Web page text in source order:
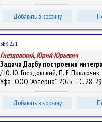
Добавить в корзину
ББК 22.1
Гнездовский, Юрий Юрьевич
Задача Дарбу построения
/ Ю. Ю. Гнездовский, П. Б.
Уфа : ООО "Аэтерна", 2025. – С. 28-29.
Добавить в корзину